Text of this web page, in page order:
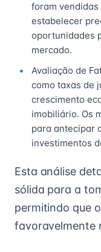
foram
estabelecer
oportunidades
mercado.
Avaliação de
como taxas de
crescimento
imobiliário. Os
para antecipar
investimentos
Esta análise
sólida para a
permitindo que
favoravelmente